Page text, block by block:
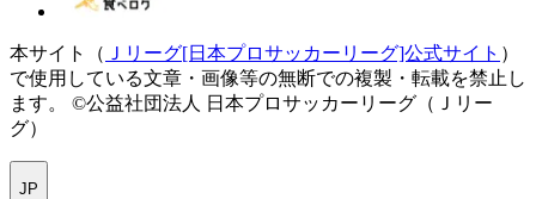
本サイト（ Ｊリーグ[日本プロサッカーリーグ]公式サイト ）
で使用している文章・画像等の無断での複製・転載を禁止し
ます。
©公益社団法人 日本プロサッカーリーグ（Ｊリー
グ）
JP